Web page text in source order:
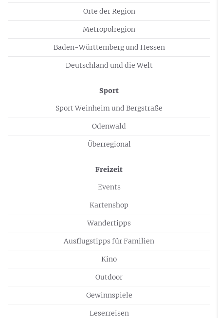
Orte der Region
Metropolregion
Baden-Württemberg und Hessen
Deutschland und die Welt
Sport
Sport Weinheim und Bergstraße
Odenwald
Überregional
Freizeit
Events
Kartenshop
Wandertipps
Ausflugstipps für Familien
Kino
Outdoor
Gewinnspiele
Leserreisen